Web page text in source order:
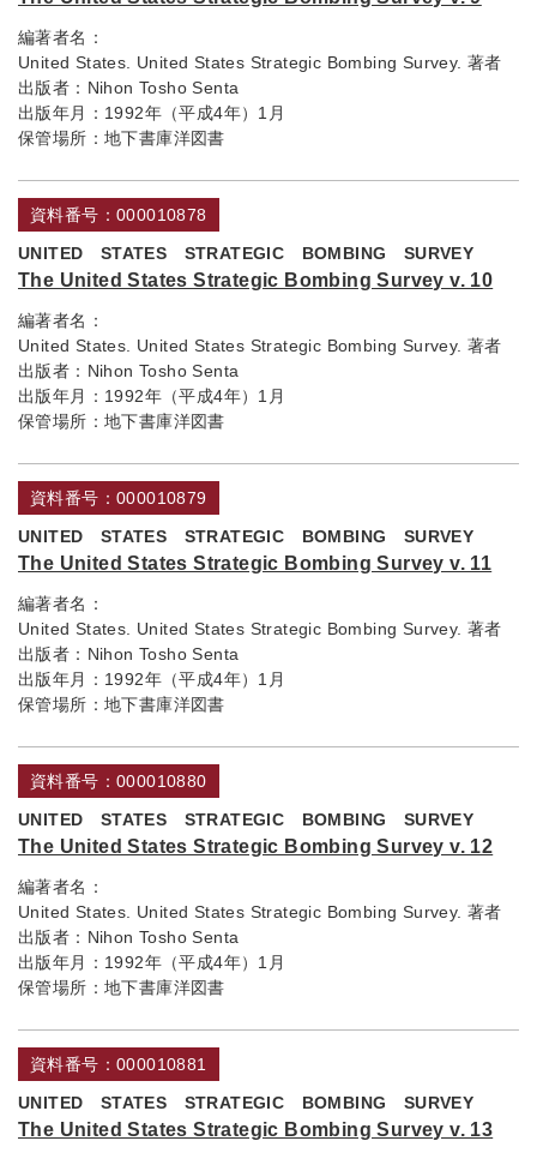
編著者名：
United States. United States Strategic Bombing Survey. 著者
出版者： Nihon Tosho Senta
出版年月： 1992年（平成4年）1月
保管場所： 地下書庫洋図書
資料番号：000010878
UNITED STATES STRATEGIC BOMBING SURVEY
The United States Strategic Bombing Survey v. 10
編著者名：
United States. United States Strategic Bombing Survey. 著者
出版者： Nihon Tosho Senta
出版年月： 1992年（平成4年）1月
保管場所： 地下書庫洋図書
資料番号：000010879
UNITED STATES STRATEGIC BOMBING SURVEY
The United States Strategic Bombing Survey v. 11
編著者名：
United States. United States Strategic Bombing Survey. 著者
出版者： Nihon Tosho Senta
出版年月： 1992年（平成4年）1月
保管場所： 地下書庫洋図書
資料番号：000010880
UNITED STATES STRATEGIC BOMBING SURVEY
The United States Strategic Bombing Survey v. 12
編著者名：
United States. United States Strategic Bombing Survey. 著者
出版者： Nihon Tosho Senta
出版年月： 1992年（平成4年）1月
保管場所： 地下書庫洋図書
資料番号：000010881
UNITED STATES STRATEGIC BOMBING SURVEY
The United States Strategic Bombing Survey v. 13